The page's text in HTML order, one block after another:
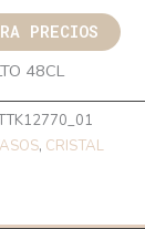
PRECIOS
48CL
, CRISTAL